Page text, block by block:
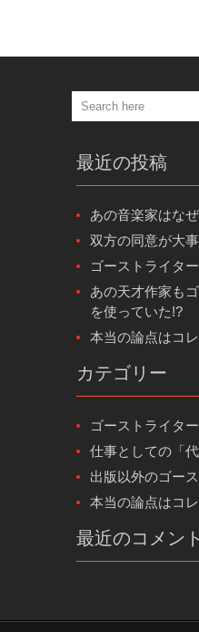
最近の投稿
あの音楽家はな
双方の同意が大
ゴーストライタ
あの天才作家も
を使っていた!?
本当の論点はコレ
カテゴリー
ゴーストライタ
仕事としての「代
出版以外のゴー
本当の論点はコレ
最近のコメント